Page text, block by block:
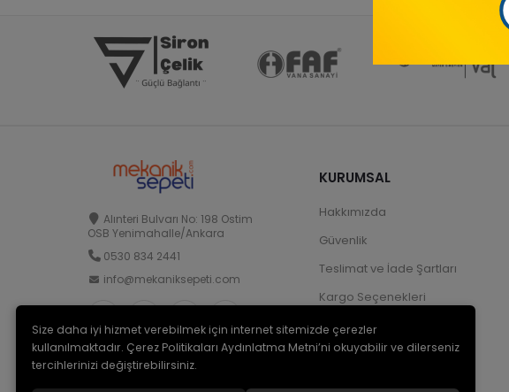
Alınteri Bulvarı No: 198 Ostim
OSB Yenimahalle/Ankara
0530 834 2441
info@mekaniksepeti.com
KURUMSAL
Hakkımızda
Güvenlik
Teslimat ve İade Şartları
Kargo Seçenekleri
Size daha iyi hizmet verebilmek için internet sitemizde çerezler
kullanılmaktadır. Çerez Politikaları Aydınlatma Metni’ni okuyabilir ve dilerseniz
tercihlerinizi değiştirebilirsiniz.